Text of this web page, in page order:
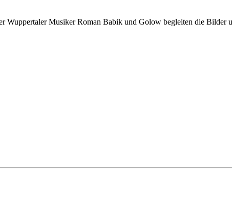
Musiker Roman Babik und Golow begleiten die Bilder